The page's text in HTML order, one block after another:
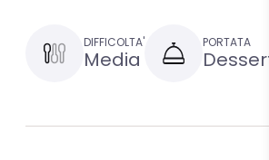
DIFFICOLTA'
Media
PORTATA